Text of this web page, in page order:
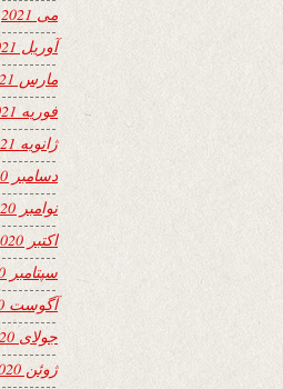
می 2021
آوریل 2021
مارس 2021
فوریه 2021
ژانویه 2021
دسامبر 2020
نوامبر 2020
اکتبر 2020
سپتامبر 2020
آگوست 2020
جولای 2020
ژوئن 2020